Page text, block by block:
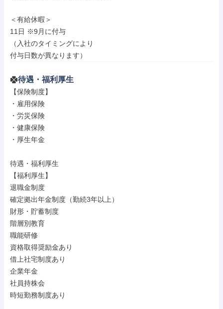
＜有給休暇＞
11日 ※9月に付与
（入社のタイミングにより
付与日数が異なります）
待遇・福利厚生
【保険制度】
・雇用保険
・労災保険
・健康保険
・厚生年金
待遇・福利厚生
【福利厚生】
退職金制度
確定拠出年金制度（勤続3年以上）
財形・貯蓄制度
階層別教育
職能研修
資格取得奨励金あり
借上社宅制度あり
企業年金
社員持株会
時短勤務制度あり